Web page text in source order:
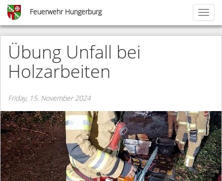
Skip
main
content
Feuerwehr Hungerburg
Übung Unfall bei
Holzarbeiten
Friday, 15. November 2024